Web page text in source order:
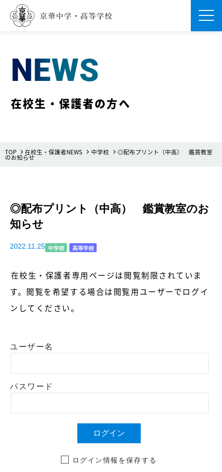
NEWS
在校生・保護者の方へ
TOP 在校生・保護者NEWS 中学校 ◎配布プリント（中高） 鑑賞教室
のお知らせ
◎配布プリント（中高） 鑑賞教室のお
知らせ
2022.11.25 中学校 高等学校
在校生・保護者専用ページは閲覧制限されていま
す。 閲覧を希望する場合は閲覧用ユーザーでログイ
ンしてください。
ユーザー名
パスワード
ログイン情報を保存する